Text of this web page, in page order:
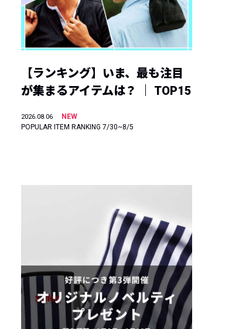
【ランキング】いま、最も注目
が集まるアイテムは？ ｜ TOP15
2026.08.06
NEW
POPULAR ITEM RANKING 7/30~8/5